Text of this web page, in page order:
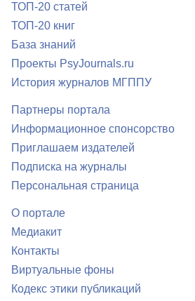
ТОП-20 статей
ТОП-20 книг
База знаний
Проекты PsyJournals.ru
История журналов МГППУ
Партнеры портала
Информационное спонсорство
Приглашаем издателей
Подписка на журналы
Персональная страница
О портале
Медиакит
Контакты
Виртуальные фоны
Кодекс этики публикаций